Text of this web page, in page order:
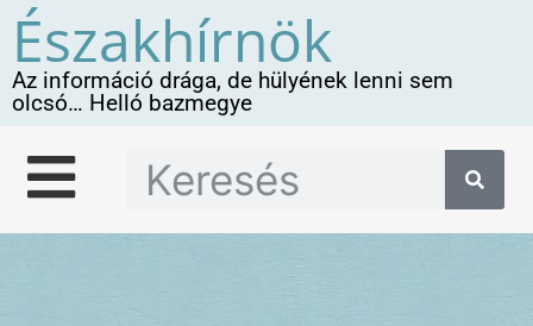
Északhírnök
Az információ drága, de hülyének lenni sem
olcsó… Helló bazmegye